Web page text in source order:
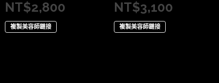
NT$2,800
複製美容師鏈接
NT$3,100
複製美容師鏈接